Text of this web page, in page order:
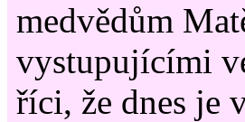
medvědům
vystupujícími
říci, že dnes je